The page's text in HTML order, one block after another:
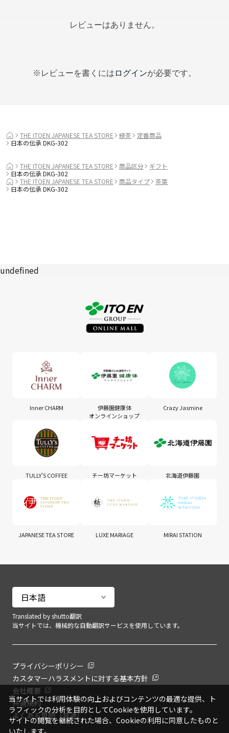
レビューはありません。
※レビューを書くには ログインが必要です。
THE ITOEN JAPANESE TEA STORE 緑茶
定番商品
日本の伝承 DKG-302
THE ITOEN JAPANESE TEA STORE 商品区分
ギフト
日本の伝承 DKG-302
THE ITOEN JAPANESE TEA STORE
商品タイプ
茶葉
日本の伝承 DKG-302
undefined
Translated by shutto翻訳
当サイトでは、機械的な自動翻訳サービスを使用しています。
Inner CHARM
伊藤園健康体
オンラインショップ
Crazy Jasmine
TULLY'S COFFEE チー坊マーケット 北海道伊藤園
JAPANESE TEA STORE LUXE MARIAGE MIRAI STATION
プライバシーポリシー
カスタマーハラスメントに対する基本方針
会社概要
共通規約
よくある質問（共通）
当サイトでは利用体験の向上およびコンテンツの最適な提供、ト
ラフィックの分析を目的としてCookieを使用しています。
サイトの閲覧を継続された場合、Cookieの利用に同意したものと